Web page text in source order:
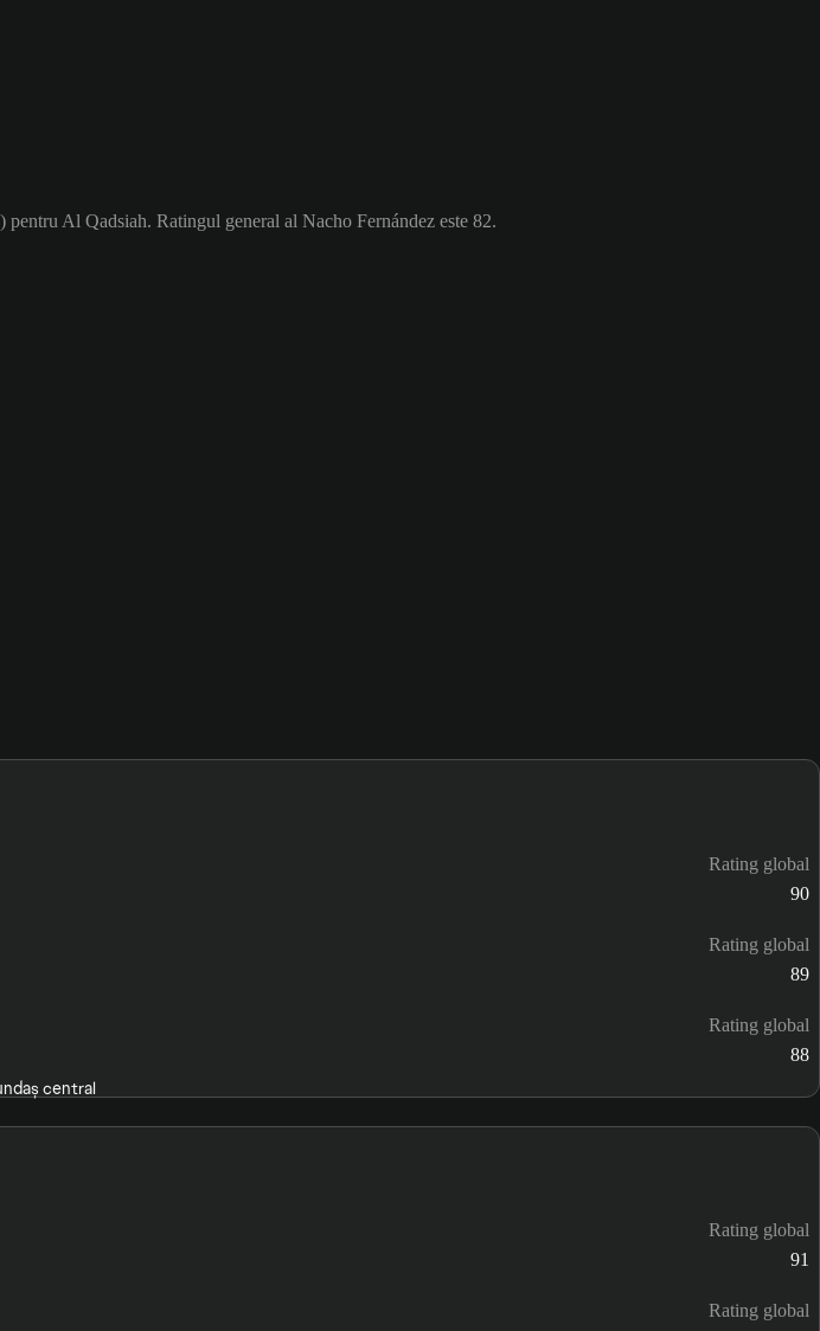
Al Qadsiah. Ratingul general al Nacho Fernández este 82.
Rating global
90
Rating global
89
Rating global
88
central
Rating global
91
Rating global